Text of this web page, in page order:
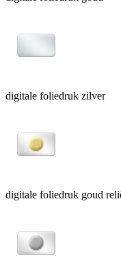
digitale foliedruk zilver
digitale foliedruk goud